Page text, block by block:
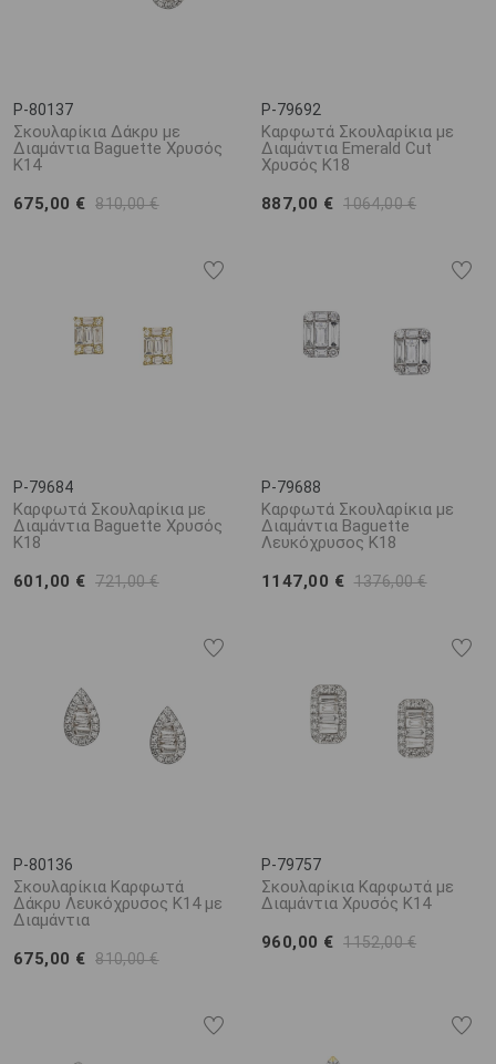
P-80137
Σκουλαρίκια Δάκρυ με
Διαμάντια Baguette Χρυσός
K14
675,00 € 810,00 €
P-79692
Καρφωτά Σκουλαρίκια με
Διαμάντια Emerald Cut
Χρυσός K18
887,00 € 1064,00 €
P-79684
Καρφωτά Σκουλαρίκια με
Διαμάντια Baguette Χρυσός
K18
601,00 € 721,00 €
P-79688
Καρφωτά Σκουλαρίκια με
Διαμάντια Baguette
Λευκόχρυσος K18
1147,00 € 1376,00 €
P-80136
Σκουλαρίκια Καρφωτά
Δάκρυ Λευκόχρυσος K14 με
Διαμάντια
675,00 € 810,00 €
P-79757
Σκουλαρίκια Καρφωτά με
Διαμάντια Χρυσός K14
960,00 € 1152,00 €